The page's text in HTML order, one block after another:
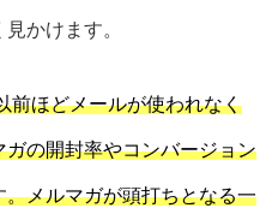
かけます。
前ほどメールが使われなく
の開封率やコンバージョン
メルマガが頭打ちとなる一